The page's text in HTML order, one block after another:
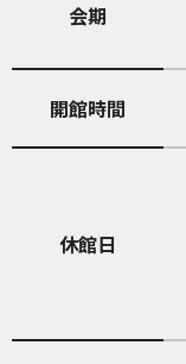
会期
開館時間
休館日